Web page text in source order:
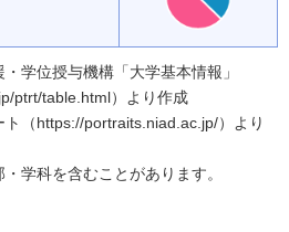
学位授与機構「大学基本情報」
ptrt/table.html）より作成
（https://portraits.niad.ac.jp/）より
学科を含むことがあります。